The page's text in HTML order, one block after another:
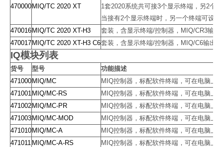
470000 MIQ/TC 2020 XT
1 套2020系统共可接3个显示终端，另2个
当接有2个显示终端时，另一个终端可设
470016 MIQ/TC 2020 XT-H3 套装，含显示终端/控制器， MIQ/CR3输出
470017 MIQ/TC 2020 XT-H3 C6套装，含显示终端/控制器， MIQ/C6输出
IQ模块列表
货号 型号
功能描述
471000 MIQ/MC MIQ控制器，标配软件终端，可在电脑上
471001 MIQ/MC-RS MIQ控制器，标配软件终端，可在电脑上
471002 MIQ/MC-PR MIQ控制器，标配软件终端，可在电脑上
471003 MIQ/MC-MOD MIQ控制器，标配软件终端，可在电脑上
471010 MIQ/MC-A MIQ控制器，标配软件终端，可在电脑上
471011 MIQ/MC-A-RS MIQ控制器，标配软件终端，可在电脑上